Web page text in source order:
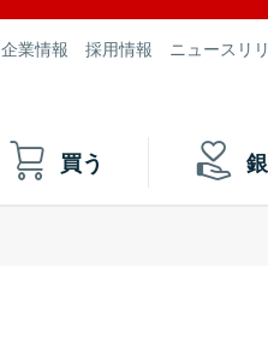
企業情報 採用情報 ニュースリ
買う